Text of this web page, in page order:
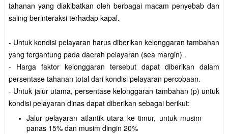
tahanan yang diakibatkan oleh berbagai macam penyebab dan
saling berinteraksi terhadap kapal.
- Untuk kondisi pelayaran harus diberikan kelonggaran tambahan
yang tergantung pada daerah pelayaran (sea margin) .
- Harga faktor kelonggaran tersebut dapat diberikan dalam
persentase tahanan total dari kondisi pelayaran percobaan.
- Untuk jalur utama, persentase kelonggaran tambahan (p) untuk
kondisi pelayaran dinas dapat diberikan sebagai berikut:
Jalur pelayaran atlantik utara ke timur, untuk musim
panas 15% dan musim dingin 20%